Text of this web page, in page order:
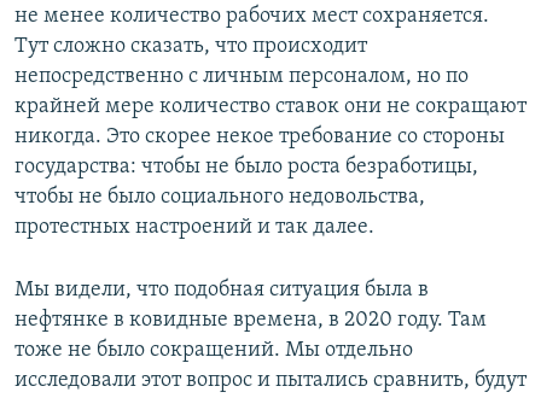
не менее количество рабочих мест сохраняется.
Тут сложно сказать, что происходит
непосредственно с личным персоналом, но по
крайней мере количество ставок они не сокращают
никогда. Это скорее некое требование со стороны
государства: чтобы не было роста безработицы,
чтобы не было социального недовольства,
протестных настроений и так далее.
Мы видели, что подобная ситуация была в
нефтянке в ковидные времена, в 2020 году. Там
тоже не было сокращений. Мы отдельно
исследовали этот вопрос и пытались сравнить, будут